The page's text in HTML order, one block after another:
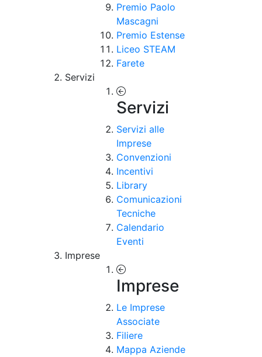
Premio Paolo
Mascagni
Premio Estense
Liceo STEAM
Farete
Servizi
Servizi
Servizi alle
Imprese
Convenzioni
Incentivi
Library
Comunicazioni
Tecniche
Calendario
Eventi
Imprese
Imprese
Le Imprese
Associate
Filiere
Mappa Aziende